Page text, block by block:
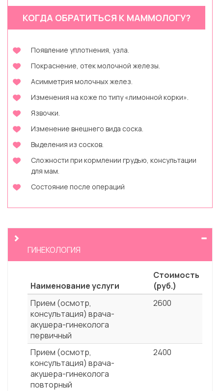
КОГДА ОБРАТИТЬСЯ К МАММОЛОГУ?
Появление уплотнения, узла.
Покраснение, отек молочной железы.
Асимметрия молочных желез.
Изменения на коже по типу «лимонной корки».
Язвочки.
Изменение внешнего вида соска.
Выделения из сосков.
Сложности при кормлении грудью, консультации
для мам.
Состояние после операций
ГИНЕКОЛОГИЯ
Наименование услуги
Стоимость
(руб.)
Прием (осмотр,
консультация) врача-
акушера-гинеколога
первичный
2600
Прием (осмотр,
консультация) врача-
акушера-гинеколога
повторный
2400